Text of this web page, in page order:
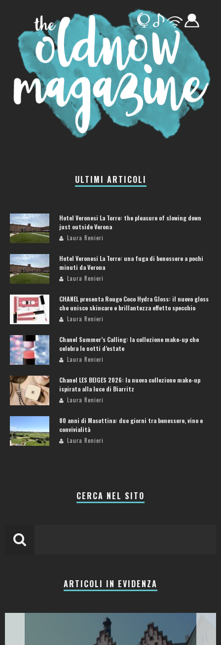
ULTIMI ARTICOLI
Hotel Veronesi La Torre: the pleasure of slowing down
just outside Verona
Laura Renieri
Hotel Veronesi La Torre: una fuga di benessere a pochi
minuti da Verona
Laura Renieri
CHANEL presenta Rouge Coco Hydra Gloss: il nuovo gloss
che unisce skincare e brillantezza effetto specchio
Laura Renieri
Chanel Summer’s Calling: la collezione make-up che
celebra le notti d’estate
Laura Renieri
Chanel LES BEIGES 2026: la nuova collezione make-up
ispirata alla luce di Biarritz
Laura Renieri
80 anni di Masottina: due giorni tra benessere, vino e
convivialità
Laura Renieri
CERCA NEL SITO
ARTICOLI IN EVIDENZA